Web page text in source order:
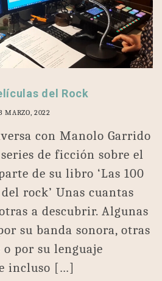
del Rock
MARZO, 2022
con Manolo Garrido
de ficción sobre el
de su libro ‘Las 100
rock’ Unas cuantas
a descubrir. Algunas
su banda sonora, otras
por su lenguaje
incluso […]